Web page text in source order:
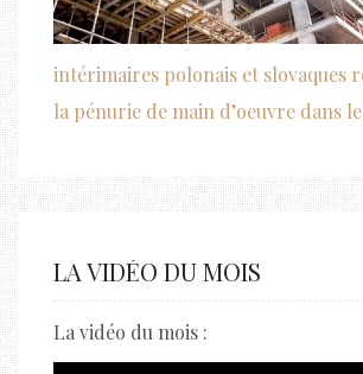
intérimaires polonais et slovaques
la pénurie de main d’oeuvre dans
LA VIDÉO DU MOIS
La vidéo du mois :